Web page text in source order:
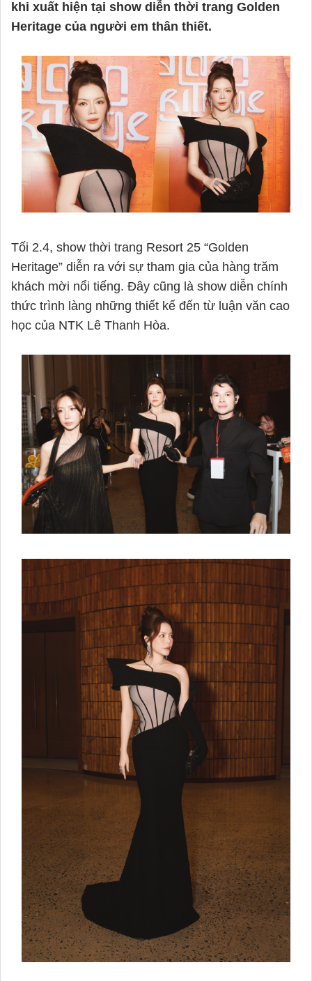
khi xuất hiện tại show diễn thời trang Golden
Heritage của người em thân thiết.
Tối 2.4, show thời trang Resort 25 “Golden
Heritage” diễn ra với sự tham gia của hàng trăm
khách mời nổi tiếng. Đây cũng là show diễn chính
thức trình làng những thiết kế đến từ luận văn cao
học của NTK Lê Thanh Hòa.